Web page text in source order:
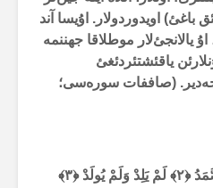
باغئ) اویدوردولار. اۇیسا آند
یالانجئ‌لار موطلاقا جهننمە
یاقئشتئردئغئ
(صاففات سورەسی؛
﴿۲﴾ لَمْ يَلِدْ وَلَمْ يُولَدْ ﴿۳﴾